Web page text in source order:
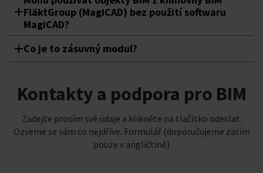
FläktGroup (MagiCAD) bez použití softwaru
MagiCAD?
Co je to zásuvný modul?
Kontakty a podpora pro BIM
Zadejte prosím své údaje a klikněte na tlačítko odeslat.
Ozveme se vám co nejdříve. Formulář (doporučujeme zatím
pouze v angličtině)